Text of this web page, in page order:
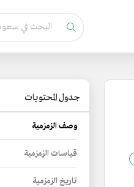
جدول المحتويات
وصف الزمزمية
قياسات الزمزمية
تاريخ الزمزمية